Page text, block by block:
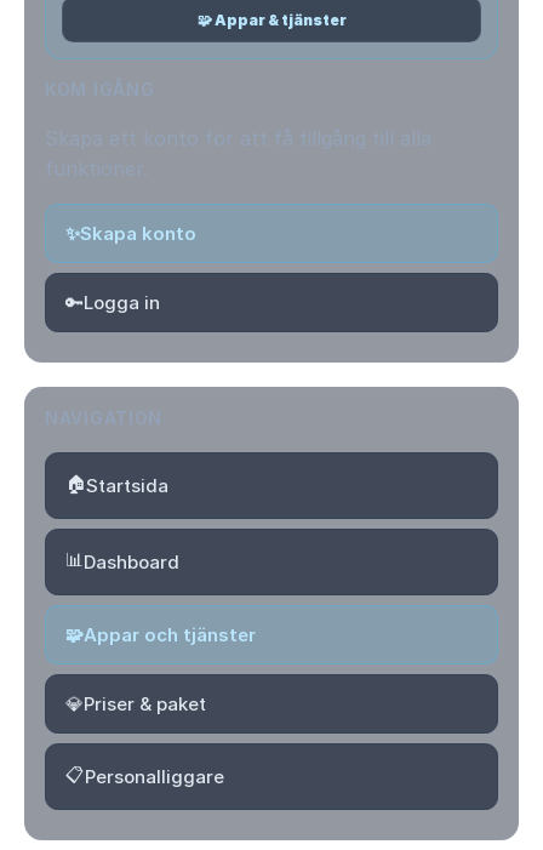
🧩 Appar & tjänster
✨Skapa konto
🔑Logga in
🏠Startsida
📊Dashboard
🧩Appar och tjänster
💎Priser & paket
📋Personalliggare